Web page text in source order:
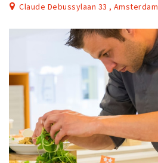
Claude Debussylaan 33 , Amsterdam